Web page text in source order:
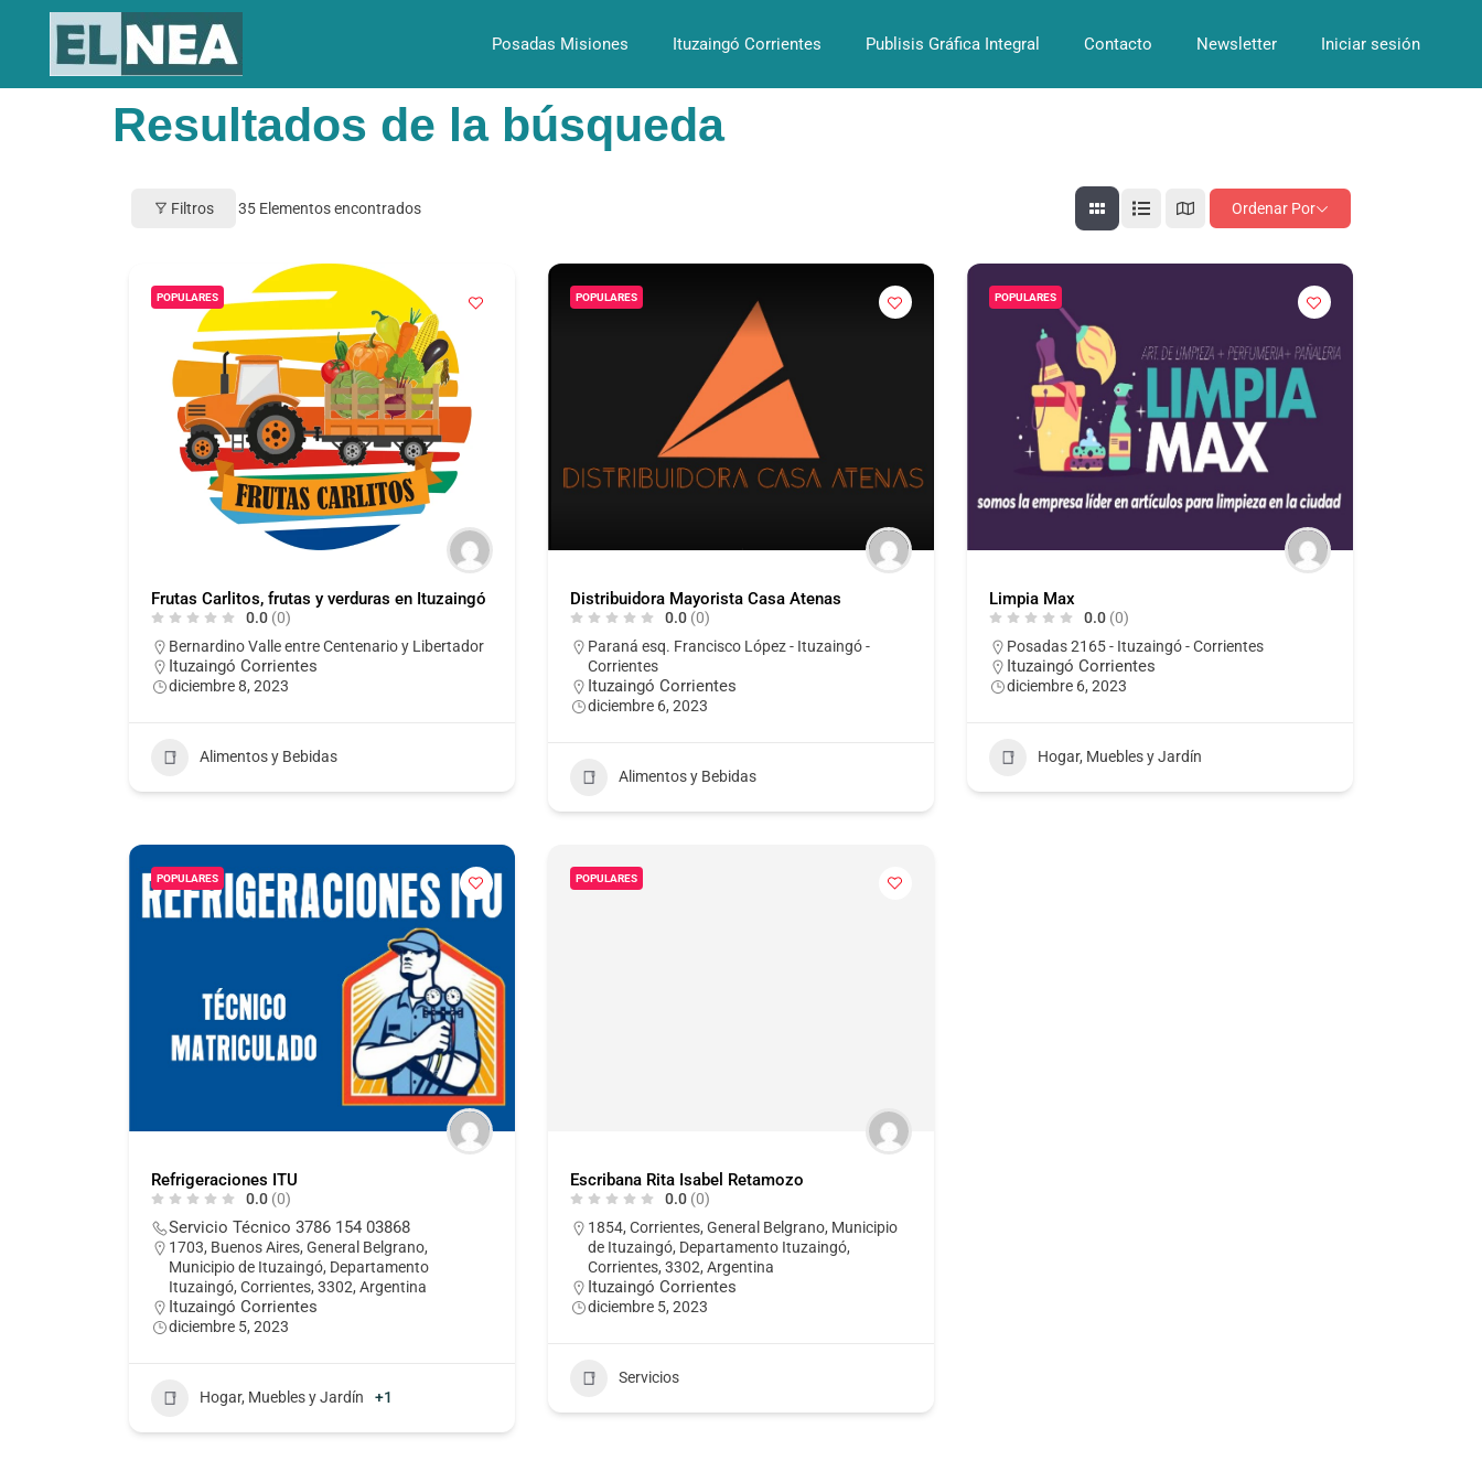
Posadas Misiones Ituzaingó Corrientes Publisis Gráfica Integral Contacto Newsletter Iniciar sesión
Resultados de la búsqueda
Filtros 35 Elementos encontrados Ordenar Por
POPULARES
Frutas Carlitos, frutas y verduras en Ituzaingó
0.0 (0)
Bernardino Valle entre Centenario y Libertador
Ituzaingó Corrientes
diciembre 8, 2023
Alimentos y Bebidas
POPULARES
Distribuidora Mayorista Casa Atenas
0.0 (0)
Paraná esq. Francisco López - Ituzaingó -
Corrientes
Ituzaingó Corrientes
diciembre 6, 2023
Alimentos y Bebidas
POPULARES
Limpia Max
0.0 (0)
Posadas 2165 - Ituzaingó - Corrientes
Ituzaingó Corrientes
diciembre 6, 2023
Hogar, Muebles y Jardín
POPULARES
Refrigeraciones ITU
0.0 (0)
Servicio Técnico 3786 154 03868
1703, Buenos Aires, General Belgrano,
Municipio de Ituzaingó, Departamento
Ituzaingó, Corrientes, 3302, Argentina
Ituzaingó Corrientes
diciembre 5, 2023
Hogar, Muebles y Jardín +1
POPULARES
Escribana Rita Isabel Retamozo
0.0 (0)
1854, Corrientes, General Belgrano, Municipio
de Ituzaingó, Departamento Ituzaingó,
Corrientes, 3302, Argentina
Ituzaingó Corrientes
diciembre 5, 2023
Servicios